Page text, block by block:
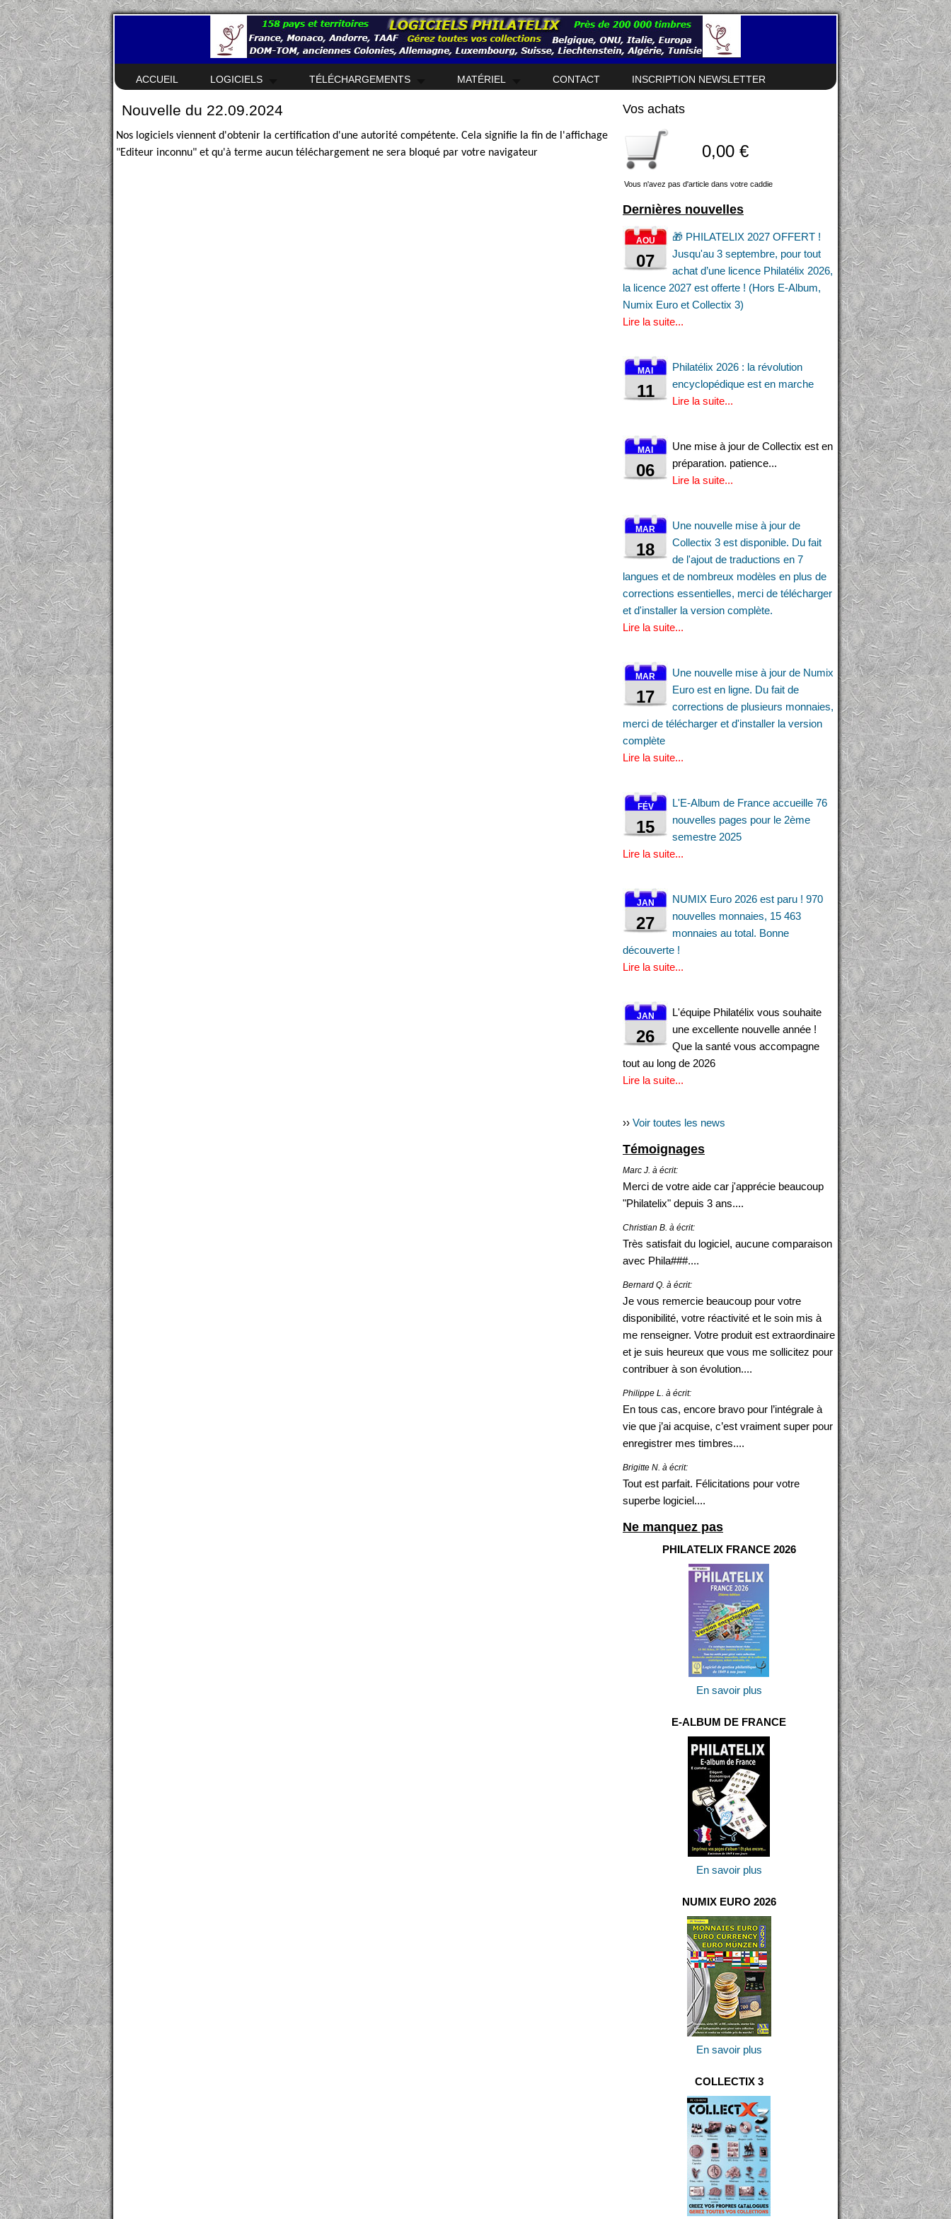
ACCUEIL LOGICIELS TÉLÉCHARGEMENTS MATÉRIEL CONTACT INSCRIPTION NEWSLETTER
Nouvelle du 22.09.2024
Nos logiciels viennent d'obtenir la certification d'une autorité compétente. Cela signifie la fin de l'affichage
"Editeur inconnu" et qu'à terme aucun téléchargement ne sera bloqué par votre navigateur
Vos achats
0,00 €
Vous n'avez pas d'article dans votre caddie
Dernières nouvelles
AOU
07
🎁 PHILATELIX 2027 OFFERT !
Jusqu'au 3 septembre, pour tout
achat d’une licence Philatélix 2026,
la licence 2027 est offerte ! (Hors E-Album,
Numix Euro et Collectix 3)
Lire la suite...
MAI
11
Philatélix 2026 : la révolution
encyclopédique est en marche
Lire la suite...
MAI
06
Une mise à jour de Collectix est en
préparation. patience...
Lire la suite...
MAR
18
Une nouvelle mise à jour de
Collectix 3 est disponible. Du fait
de l'ajout de traductions en 7
langues et de nombreux modèles en plus de
corrections essentielles, merci de télécharger
et d'installer la version complète.
Lire la suite...
MAR
17
Une nouvelle mise à jour de Numix
Euro est en ligne. Du fait de
corrections de plusieurs monnaies,
merci de télécharger et d'installer la version
complète
Lire la suite...
FÉV
15
L'E-Album de France accueille 76
nouvelles pages pour le 2ème
semestre 2025
Lire la suite...
JAN
27
NUMIX Euro 2026 est paru ! 970
nouvelles monnaies, 15 463
monnaies au total. Bonne
découverte !
Lire la suite...
JAN
26
L'équipe Philatélix vous souhaite
une excellente nouvelle année !
Que la santé vous accompagne
tout au long de 2026
Lire la suite...
›› Voir toutes les news
Témoignages
Marc J. à écrit:
Merci de votre aide car j'apprécie beaucoup
"Philatelix" depuis 3 ans....
Christian B. à écrit:
Très satisfait du logiciel, aucune comparaison
avec Phila###....
Bernard Q. à écrit:
Je vous remercie beaucoup pour votre
disponibilité, votre réactivité et le soin mis à
me renseigner. Votre produit est extraordinaire
et je suis heureux que vous me sollicitez pour
contribuer à son évolution....
Philippe L. à écrit:
En tous cas, encore bravo pour l’intégrale à
vie que j’ai acquise, c’est vraiment super pour
enregistrer mes timbres....
Brigitte N. à écrit:
Tout est parfait. Félicitations pour votre
superbe logiciel....
Ne manquez pas
PHILATELIX FRANCE 2026
En savoir plus
E-ALBUM DE FRANCE
En savoir plus
NUMIX EURO 2026
En savoir plus
COLLECTIX 3